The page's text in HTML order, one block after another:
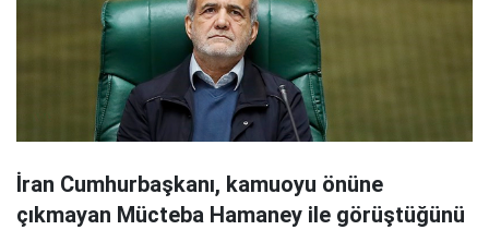
İran Cumhurbaşkanı, kamuoyu önüne
çıkmayan Mücteba Hamaney ile görüştüğünü